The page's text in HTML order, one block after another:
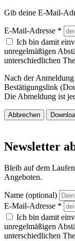
Gib deine E-Mail-
E-Mail-Adresse *
Ich bin damit
unregelmäßigen
unterschiedlichen
Nach der
Bestätigungslink
Die Abmeldung ist
Abbrechen
Newsletter
Bleib auf dem
Angeboten.
Name (optional)
E-Mail-Adresse *
Ich bin damit
unregelmäßigen
unterschiedlichen